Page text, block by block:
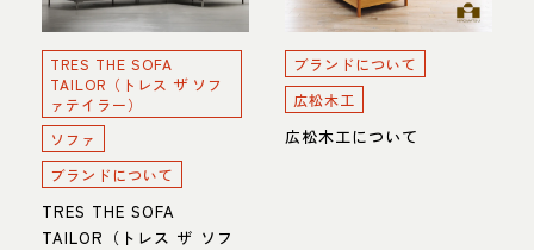
TRES THE SOFA
TAILOR（トレス ザ ソフ
ァテイラー）
ソファ
ブランドについて
TRES THE SOFA
TAILOR（トレス ザ ソフ
ブランドについて
広松木工
広松木工について